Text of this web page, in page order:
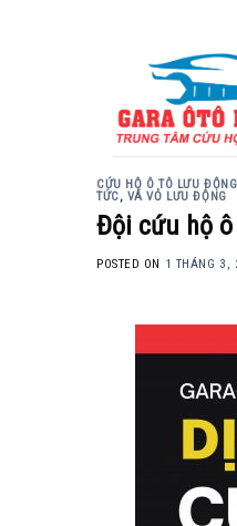
CỨU HỘ Ô TÔ LƯU ĐỘNG
TỨC, VÁ VỎ LƯU ĐỘNG
Đội cứu hộ
POSTED ON 1 THÁNG 3,